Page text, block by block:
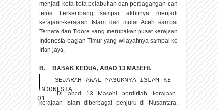
menjadi kota-kota pelabuhan dan perdagangan dan
terus berkembang sampai akhirnya menjadi
kerajaan-kerajaan Islam dari mulai Aceh sampai
Ternata dan Tidore yang merupakan pusat kerajaan
Indonesia bagian Timur yang wilayahnya sampai ke
Irian jaya.
B. BABAK KEDUA, ABAD 13 MASEHI.
SEJARAH AWAL MASUKNYA ISLAM KE
INDONESIA
01
Di abad 13 Masehi berdirilah kerajaan-
kerajaan Islam diberbagai penjuru di Nusantara.